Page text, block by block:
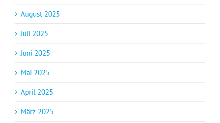
August 2025
Juli 2025
Juni 2025
Mai 2025
April 2025
März 2025